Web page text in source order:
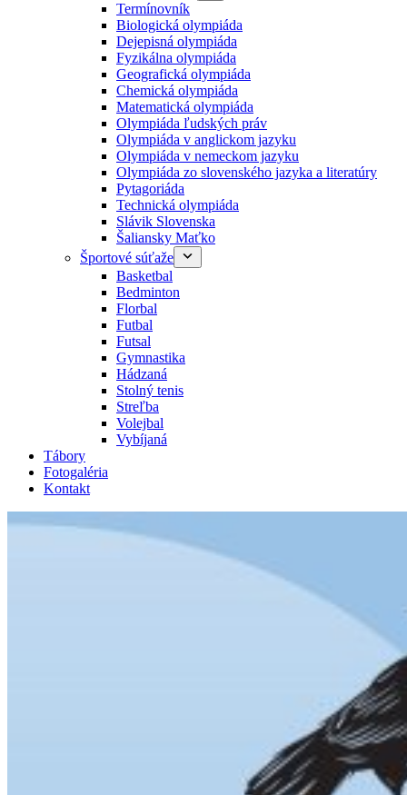
Termínovník
Biologická olympiáda
Dejepisná olympiáda
Fyzikálna olympiáda
Geografická olympiáda
Chemická olympiáda
Matematická olympiáda
Olympiáda ľudských práv
Olympiáda v anglickom jazyku
Olympiáda v nemeckom jazyku
Olympiáda zo slovenského jazyka a literatúry
Pytagoriáda
Technická olympiáda
Slávik Slovenska
Šaliansky Maťko
Športové súťaže
Basketbal
Bedminton
Florbal
Futbal
Futsal
Gymnastika
Hádzaná
Stolný tenis
Streľba
Volejbal
Vybíjaná
Tábory
Fotogaléria
Kontakt